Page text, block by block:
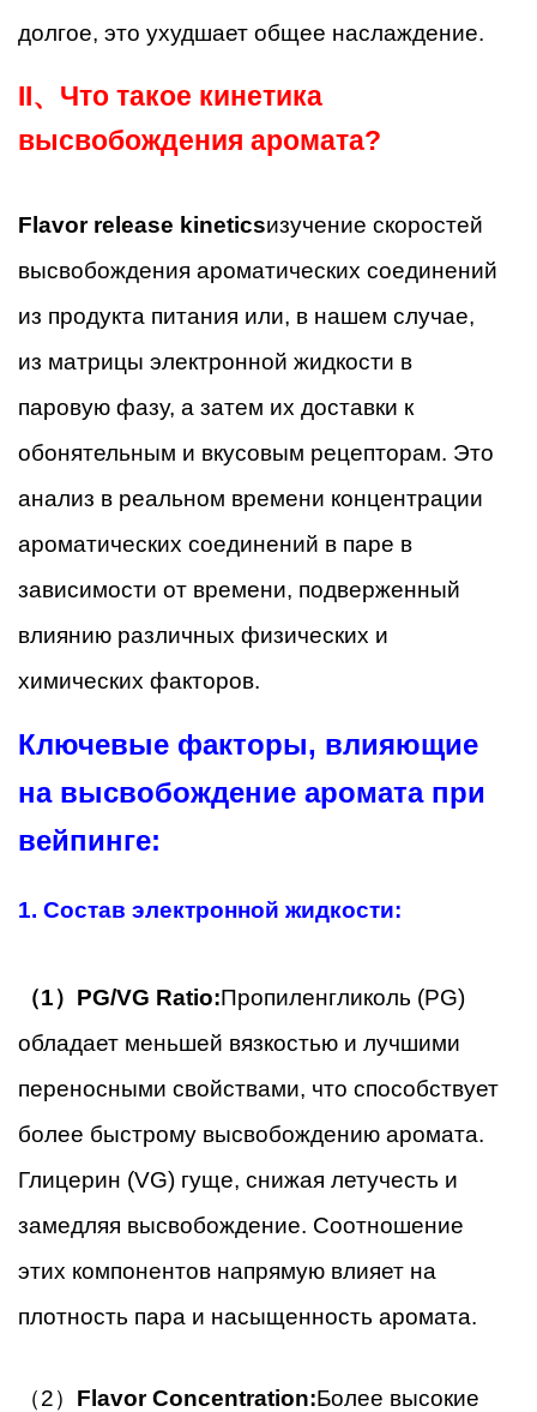
долгое, это ухудшает общее наслаждение.
II、 Что такое кинетика
высвобождения аромата?
Flavor release kineticsизучение скоростей
высвобождения ароматических соединений
из продукта питания или, в нашем случае,
из матрицы электронной жидкости в
паровую фазу, а затем их доставки к
обонятельным и вкусовым рецепторам. Это
анализ в реальном времени концентрации
ароматических соединений в паре в
зависимости от времени, подверженный
влиянию различных физических и
химических факторов.
Ключевые факторы, влияющие
на высвобождение аромата при
вейпинге:
1. Состав электронной жидкости:
（1） PG/VG Ratio:Пропиленгликоль (PG)
обладает меньшей вязкостью и лучшими
переносными свойствами, что способствует
более быстрому высвобождению аромата.
Глицерин (VG) гуще, снижая летучесть и
замедляя высвобождение. Соотношение
этих компонентов напрямую влияет на
плотность пара и насыщенность аромата.
（2） Flavor Concentration:Более высокие